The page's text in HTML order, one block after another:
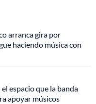
arranca gira por
haciendo música con
espacio que la banda
apoyar músicos